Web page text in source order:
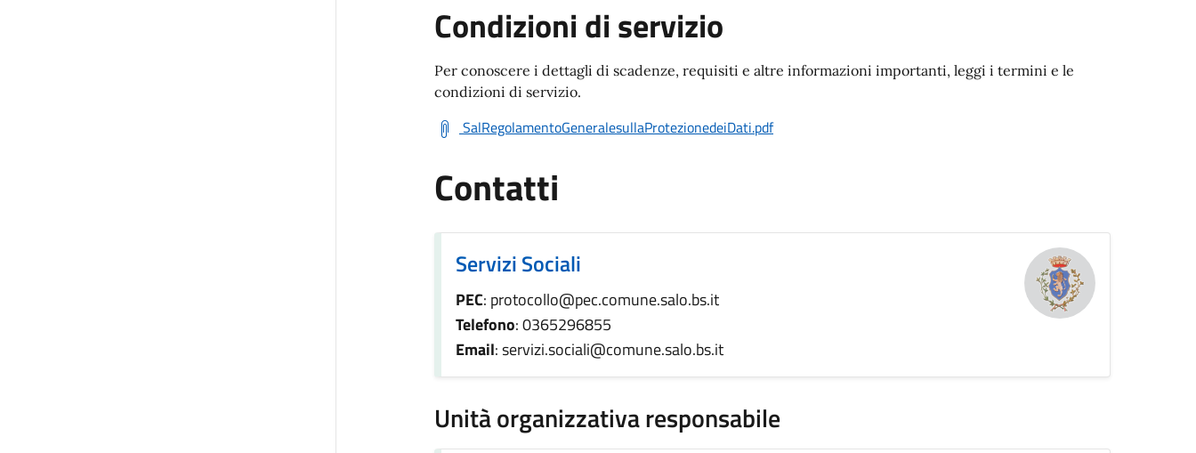
Condizioni di servizio
Per conoscere i dettagli di scadenze, requisiti e altre informazioni importanti, leggi i termini e le
condizioni di servizio.
SalRegolamentoGeneralesullaProtezionedeiDati.pdf
Contatti
Servizi Sociali
PEC: protocollo@pec.comune.salo.bs.it
Telefono: 0365296855
Email: servizi.sociali@comune.salo.bs.it
Unità organizzativa responsabile